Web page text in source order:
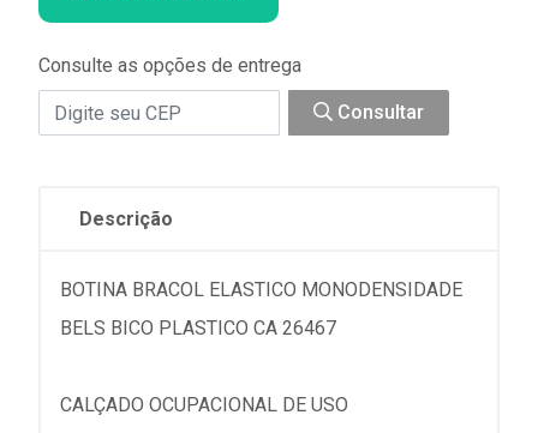
Consulte as opções de entrega
Consultar
Descrição
BOTINA BRACOL ELASTICO MONODENSIDADE
BELS BICO PLASTICO CA 26467
CALÇADO OCUPACIONAL DE USO